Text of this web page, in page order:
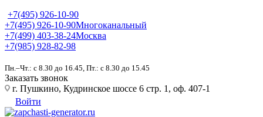
+7(495) 926-10-90
+7(495) 926-10-90Многоканальный
+7(499) 403-38-24Москва
+7(985) 928-82-98
Пн.–Чт.: с 8.30 до 16.45, Пт.: с 8.30 до 15.45
Заказать звонок
г. Пушкино, Кудринское шоссе 6 стр. 1, оф. 407-1
Войти